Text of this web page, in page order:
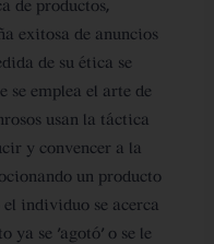
de productos,
exitosa de anuncios
de su ética se
se emplea el arte de
usan la táctica
y convencer a la
un producto
el individuo se acerca
ya se ‘agotó’ o se le